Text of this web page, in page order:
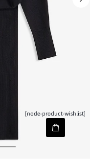
[node-product-wishlist]